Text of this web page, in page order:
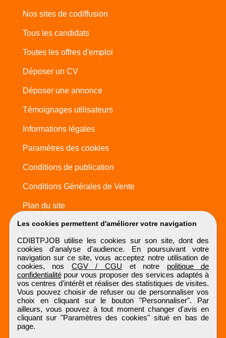
Les cookies permettent d'améliorer votre navigation
CDIBTPJOB utilise les cookies sur son site, dont des
cookies d'analyse d'audience. En poursuivant votre
navigation sur ce site, vous acceptez notre utilisation de
cookies, nos CGV / CGU et notre politique de
confidentialitépour vous proposer des services adaptés à
vos centres d'intérêt et réaliser des statistiques de visites.
Vous pouvez choisir de refuser ou de personnaliser vos
choix en cliquant sur le bouton "Personnaliser". Par
ailleurs, vous pouvez à tout moment changer d'avis en
cliquant sur "Paramètres des cookies" situé en bas de
page.
Nos sites de codiffusion
Tous les candidats
Toutes les offres d'emploi
Déposer un CV
Déposer une annonce
Témoignages utilisateurs
Informations légales
Paramètres des cookies
Conditions de publication
Conditions Générales de Vente
Plan du site